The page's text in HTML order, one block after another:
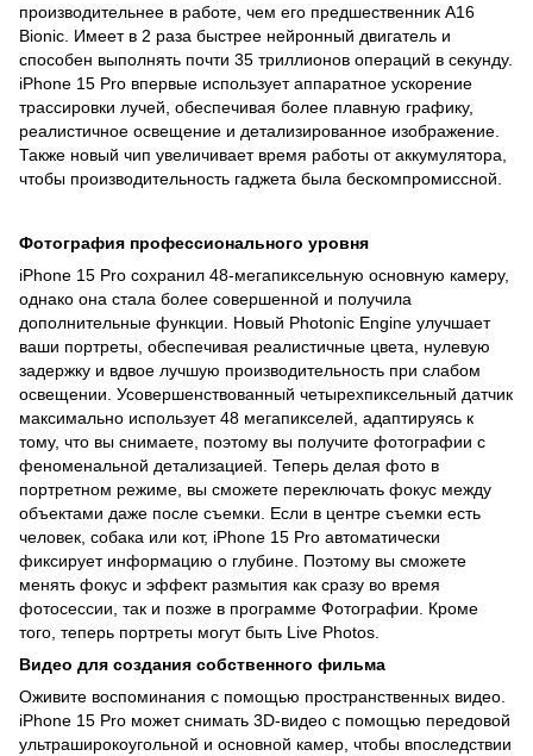
производительнее в работе, чем его предшественник A16
Bionic. Имеет в 2 раза быстрее нейронный двигатель и
способен выполнять почти 35 триллионов операций в секунду.
iPhone 15 Pro впервые использует аппаратное ускорение
трассировки лучей, обеспечивая более плавную графику,
реалистичное освещение и детализированное изображение.
Также новый чип увеличивает время работы от аккумулятора,
чтобы производительность гаджета была бескомпромиссной.
Фотография профессионального уровня
iPhone 15 Pro сохранил 48-мегапиксельную основную камеру,
однако она стала более совершенной и получила
дополнительные функции. Новый Photonic Engine улучшает
ваши портреты, обеспечивая реалистичные цвета, нулевую
задержку и вдвое лучшую производительность при слабом
освещении. Усовершенствованный четырехпиксельный датчик
максимально использует 48 мегапикселей, адаптируясь к
тому, что вы снимаете, поэтому вы получите фотографии с
феноменальной детализацией. Теперь делая фото в
портретном режиме, вы сможете переключать фокус между
объектами даже после съемки. Если в центре съемки есть
человек, собака или кот, iPhone 15 Pro автоматически
фиксирует информацию о глубине. Поэтому вы сможете
менять фокус и эффект размытия как сразу во время
фотосессии, так и позже в программе Фотографии. Кроме
того, теперь портреты могут быть Live Photos.
Видео для создания собственного фильма
Оживите воспоминания с помощью пространственных видео.
iPhone 15 Pro может снимать 3D-видео с помощью передовой
ультраширокоугольной и основной камер, чтобы впоследствии